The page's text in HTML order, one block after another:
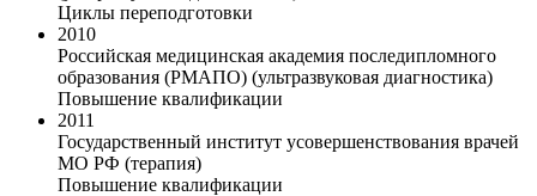
Циклы переподготовки
2010
Российская медицинская академия последипломного
образования (РМАПО) (ультразвуковая диагностика)
Повышение квалификации
2011
Государственный институт усовершенствования врачей
МО РФ (терапия)
Повышение квалификации